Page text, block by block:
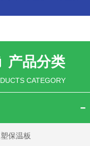
产品分类
CATEGORY
保温板